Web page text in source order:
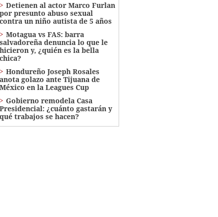
Detienen al actor Marco Furlan
por presunto abuso sexual
contra un niño autista de 5 años
Motagua vs FAS: barra
salvadoreña denuncia lo que le
hicieron y, ¿quién es la bella
chica?
Hondureño Joseph Rosales
anota golazo ante Tijuana de
México en la Leagues Cup
Gobierno remodela Casa
Presidencial: ¿cuánto gastarán y
qué trabajos se hacen?